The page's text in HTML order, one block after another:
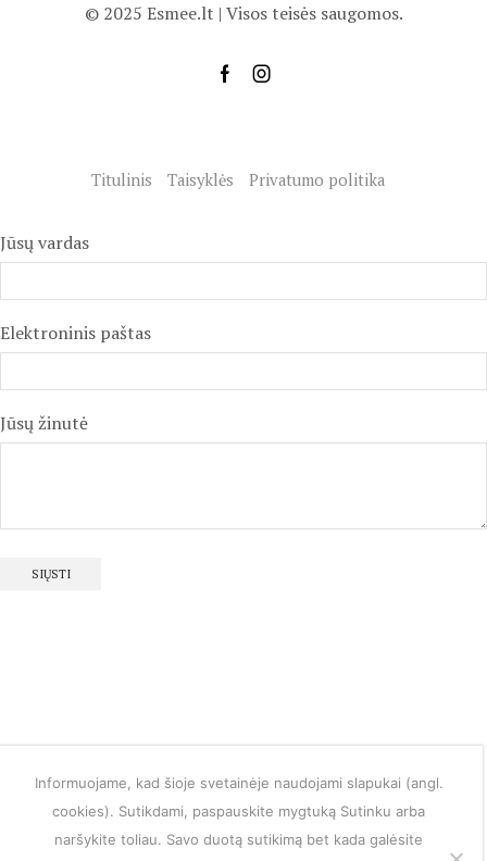
© 2025 Esmee.lt | Visos teisės saugomos.
Titulinis Taisyklės Privatumo politika
Jūsų vardas
Elektroninis paštas
Jūsų žinutė
Informuojame, kad šioje svetainėje naudojami slapukai (angl.
cookies). Sutikdami, paspauskite mygtuką Sutinku arba
naršykite toliau. Savo duotą sutikimą bet kada galėsite